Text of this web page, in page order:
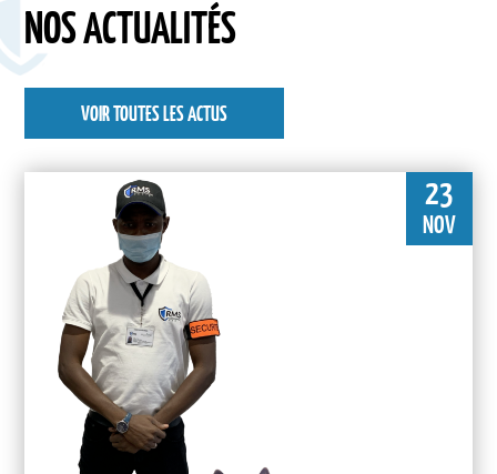
NOS ACTUALITÉS
VOIR TOUTES LES ACTUS
23
NOV